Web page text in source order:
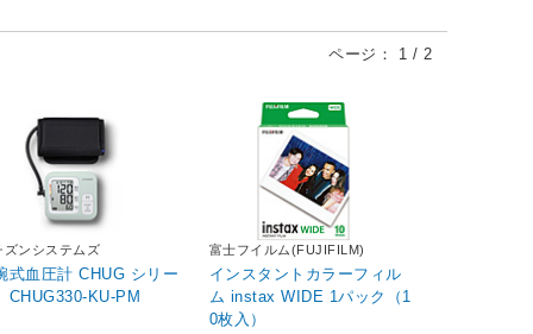
ページ： 1 / 2
ズンシステムズ
式血圧計 CHUG シリー
KU-PM
富士フイルム(FUJIFILM)
インスタントカラーフィル
ム instax WIDE 1パック（1
0枚入）